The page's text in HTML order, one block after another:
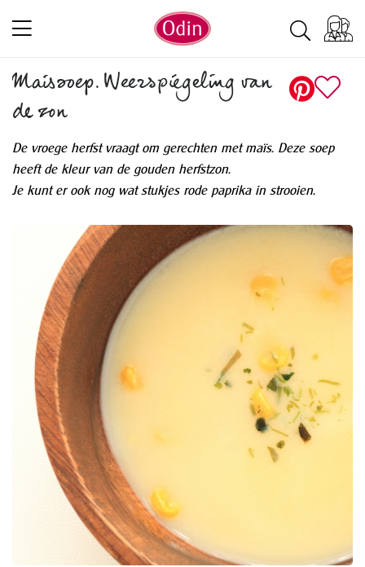
Maissoep. Weerspiegeling van
de zon
De vroege herfst vraagt om gerechten met maïs. Deze soep
heeft de kleur van de gouden herfstzon.
Je kunt er ook nog wat stukjes rode paprika in strooien.